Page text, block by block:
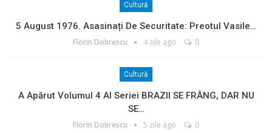
Cultură
5 August 1976. Asasinați De Securitate: Preotul Vasile…
Florin Dobrescu 4 zile ago 0
Cultură
A Apărut Volumul 4 Al Seriei BRAZII SE FRÂNG, DAR NU
SE…
Florin Dobrescu 5 zile ago 0